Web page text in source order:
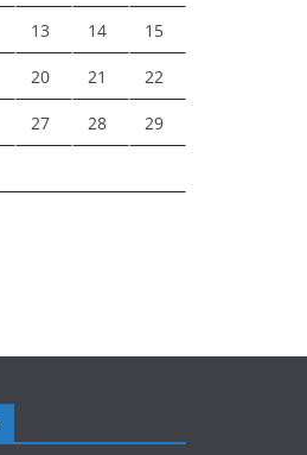
13 14 15
20 21 22
27 28 29